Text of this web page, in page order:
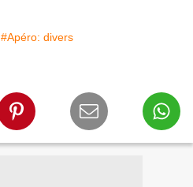
#Apéro: divers